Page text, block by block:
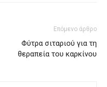
Επόμενο άρθρο
Φύτρα σιταριού για τη
θεραπεία του καρκίνου